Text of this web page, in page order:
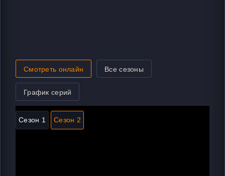
Смотреть онлайн Все сезоны
График серий
Сезон 1 Сезон 2